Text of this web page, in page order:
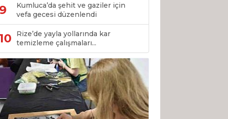
9
Kumluca’da şehit ve gaziler için
vefa gecesi düzenlendi
Rize’de yayla yollarında kar
temizleme çalışmaları...